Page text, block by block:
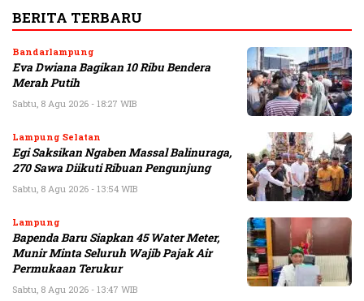
BERITA TERBARU
Bandarlampung
Eva Dwiana Bagikan 10 Ribu Bendera
Merah Putih
Sabtu, 8 Agu 2026 - 18:27 WIB
Lampung Selatan
Egi Saksikan Ngaben Massal Balinuraga,
270 Sawa Diikuti Ribuan Pengunjung
Sabtu, 8 Agu 2026 - 13:54 WIB
Lampung
Bapenda Baru Siapkan 45 Water Meter,
Munir Minta Seluruh Wajib Pajak Air
Permukaan Terukur
Sabtu, 8 Agu 2026 - 13:47 WIB